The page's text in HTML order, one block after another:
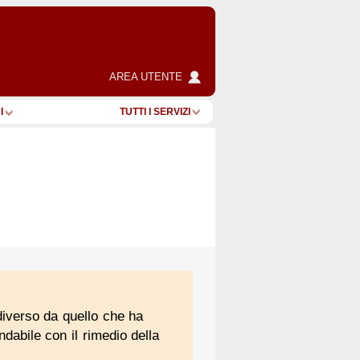
AREA UTENTE
TUTTI I SERVIZI
da quello che ha
con il rimedio della